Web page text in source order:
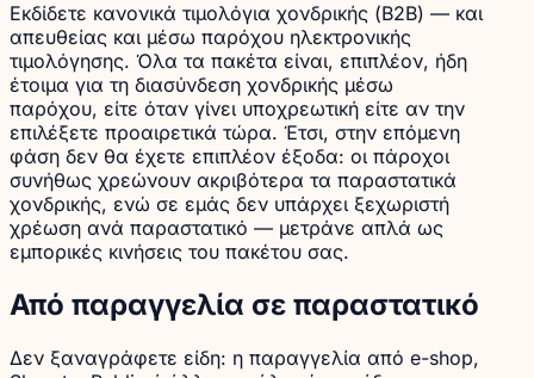
Εκδίδετε κανονικά τιμολόγια χονδρικής (B2B) — και
απευθείας και μέσω παρόχου ηλεκτρονικής
τιμολόγησης. Όλα τα πακέτα είναι, επιπλέον, ήδη
έτοιμα για τη διασύνδεση χονδρικής μέσω
παρόχου, είτε όταν γίνει υποχρεωτική είτε αν την
επιλέξετε προαιρετικά τώρα. Έτσι, στην επόμενη
φάση δεν θα έχετε επιπλέον έξοδα: οι πάροχοι
συνήθως χρεώνουν ακριβότερα τα παραστατικά
χονδρικής, ενώ σε εμάς δεν υπάρχει ξεχωριστή
χρέωση ανά παραστατικό — μετράνε απλά ως
εμπορικές κινήσεις του πακέτου σας.
Από παραγγελία σε παραστατικό
Δεν ξαναγράφετε είδη: η παραγγελία από e-shop,